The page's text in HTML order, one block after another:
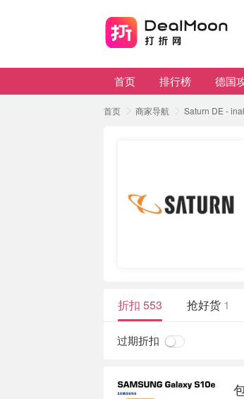
首页 排行榜 德国
首页 商家导航 Saturn DE -
折扣 553 抢好货 1
过期折扣